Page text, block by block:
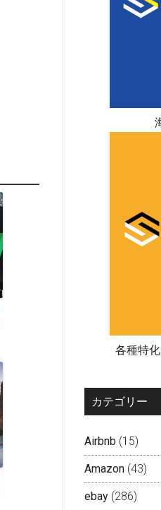
各種特
カテゴリー
Airbnb (15)
Amazon (43)
ebay (286)